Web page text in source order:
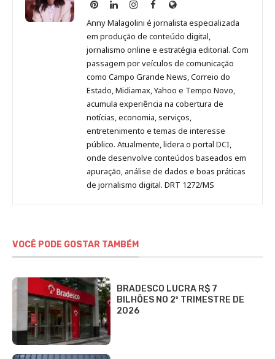
Anny
Malagolini
no
Pinterest
Anny
Malagolini
no
LinkedIn
Anny
Malagolini
no
Instagram
Anny
Malagolini
no
Facebook
Site
de
Anny
Malagolini
Anny Malagolini é jornalista especializada
em produção de conteúdo digital,
jornalismo online e estratégia editorial. Com
passagem por veículos de comunicação
como Campo Grande News, Correio do
Estado, Midiamax, Yahoo e Tempo Novo,
acumula experiência na cobertura de
notícias, economia, serviços,
entretenimento e temas de interesse
público. Atualmente, lidera o portal DCI,
onde desenvolve conteúdos baseados em
apuração, análise de dados e boas práticas
de jornalismo digital. DRT 1272/MS
VOCÊ PODE GOSTAR TAMBÉM
BRADESCO LUCRA R$ 7
BILHÕES NO 2º TRIMESTRE DE
2026